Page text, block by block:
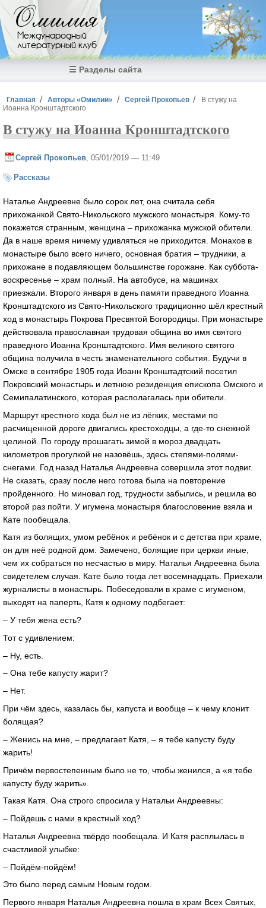
Перейти к основному содержанию
Омилия
Международный
литературный клуб
☰ Разделы сайта
Вы здесь
Главная Авторы «Омилии» Сергей Прокопьев
В стужу на
Иоанна Кронштадтского
В стужу на Иоанна Кронштадтского
Сергей Прокопьев , 05/01/2019 — 11:49
Рассказы
Наталье Андреевне было сорок лет, она считала себя
прихожанкой Свято-Никольского мужского монастыря. Кому-то
покажется странным, женщина – прихожанка мужской обители.
Да в наше время ничему удивляться не приходится. Монахов в
монастыре было всего ничего, основная братия – трудники, а
прихожане в подавляющем большинстве горожане. Как суббота-
воскресенье – храм полный. На автобусе, на машинах
приезжали. Второго января в день памяти праведного Иоанна
Кронштадтского из Свято-Никольского традиционно шёл крестный
ход в монастырь Покрова Пресвятой Богородицы. При монастыре
действовала православная трудовая община во имя святого
праведного Иоанна Кронштадтского. Имя великого святого
община получила в честь знаменательного события. Будучи в
Омске в сентябре 1905 года Иоанн Кронштадтский посетил
Покровский монастырь и летнюю резиденция епископа Омского и
Семипалатинского, которая располагалась при обители.
Маршрут крестного хода был не из лёгких, местами по
расчищенной дороге двигались крестоходцы, а где-то снежной
целиной. По городу прошагать зимой в мороз двадцать
километров прогулкой не назовёшь, здесь степями-полями-
снегами. Год назад Наталья Андреевна совершила этот подвиг.
Не сказать, сразу после него готова была на повторение
пройденного. Но миновал год, трудности забылись, и решила во
второй раз пойти. У игумена монастыря благословение взяла и
Кате пообещала.
Катя из болящих, умом ребёнок и ребёнок и с детства при храме,
он для неё родной дом. Замечено, болящие при церкви иные,
чем их собраться по несчастью в миру. Наталья Андреевна была
свидетелем случая. Кате было тогда лет восемнадцать. Приехали
журналисты в монастырь. Побеседовали в храме с игуменом,
выходят на паперть, Катя к одному подбегает:
– У тебя жена есть?
Тот с удивлением:
– Ну, есть.
– Она тебе капусту жарит?
– Нет.
При чём здесь, казалась бы, капуста и вообще – к чему клонит
болящая?
– Женись на мне, – предлагает Катя, – я тебе капусту буду
жарить!
Причём первостепенным было не то, чтобы женился, а «я тебе
капусту буду жарить».
Такая Катя. Она строго спросила у Натальи Андреевны:
– Пойдешь с нами в крестный ход?
Наталья Андреевна твёрдо пообещала. И Катя расплылась в
счастливой улыбке:
– Пойдём-пойдём!
Это было перед самым Новым годом.
Первого января Наталья Андреевна пошла в храм Всех Святых,